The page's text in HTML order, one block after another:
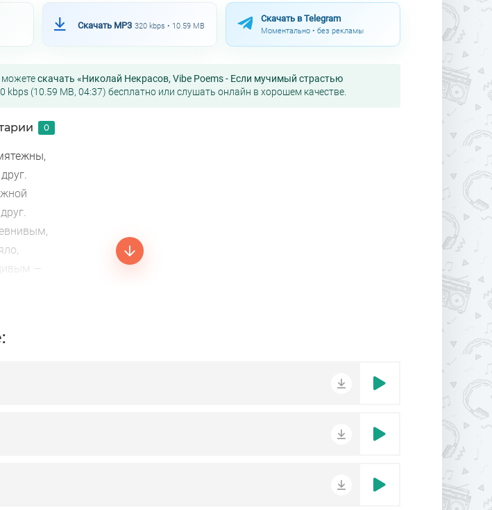
Скачать MP3 320 kbps • 10.59 MB
Скачать в Telegram
Моментально • без рекламы
можетескачать «Николай Некрасов, Vibe Poems - Если мучимый страстью
kbps (10.59 MB, 04:37) бесплатно или слушать онлайн в хорошем качестве.
0
—